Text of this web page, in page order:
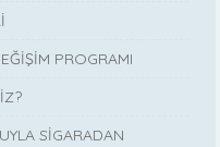
PROGRAMI
SİGARADAN